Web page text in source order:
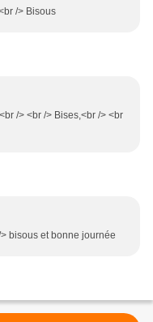
/> Bisous
/> <br /> Bises,<br /> <br
bisous et bonne journée